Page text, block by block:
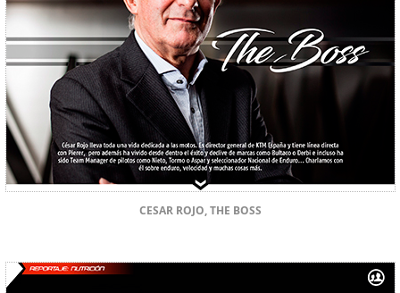
CESAR ROJO, THE BOSS